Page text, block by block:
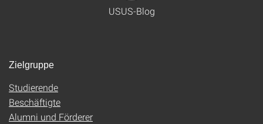
USUS-Blog
Zielgruppe
Studierende
Beschäftigte
Alumni und Förderer